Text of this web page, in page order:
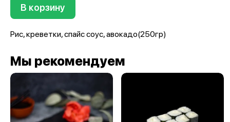
В корзину
Рис, креветки, спайс соус, авокадо(250гр)
Мы рекомендуем